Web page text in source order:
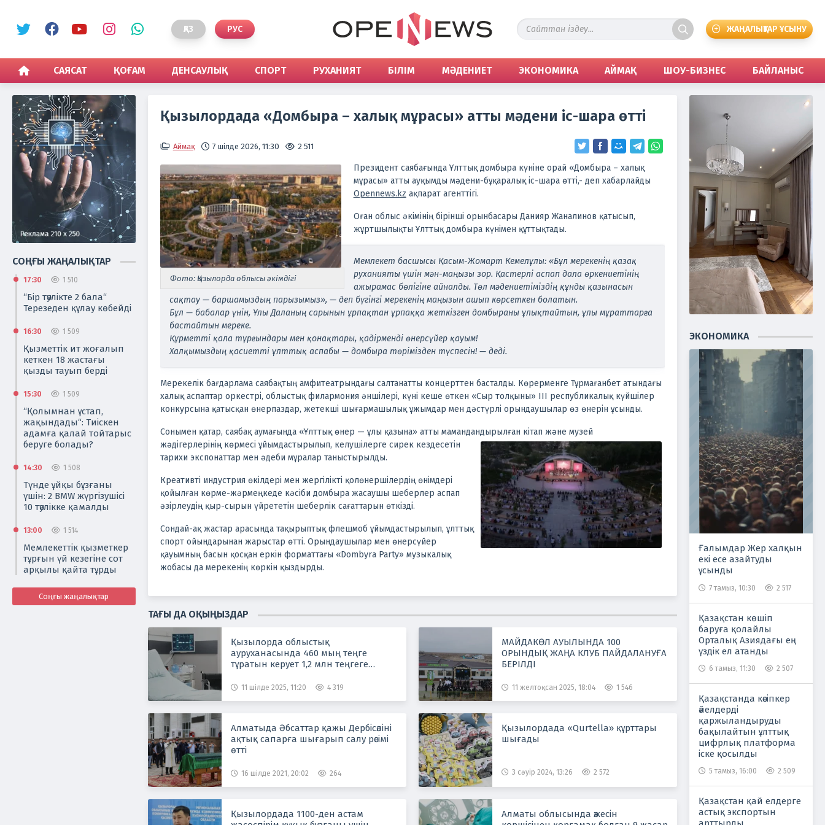
ҚАЗ РУС ЖАҢАЛЫҚТАР ҰСЫНУ
САЯСАТ ҚОҒАМ ДЕНСАУЛЫҚ СПОРТ РУХАНИЯТ БІЛІМ МӘДЕНИЕТ ЭКОНОМИКА АЙМАҚ ШОУ-БИЗНЕС БАЙЛАНЫС
СОҢҒЫ ЖАҢАЛЫҚТАР
17:30 1 510
“Бір тәулікте 2 бала“
Терезеден құлау көбейді
16:30 1 509
Қызметтік ит жоғалып
кеткен 18 жастағы
қызды тауып берді
15:30 1 509
“Қолымнан ұстап,
жақындады“: Тиіскен
адамға қалай тойтарыс
беруге болады?
14:30 1 508
Түнде ұйқы бұзғаны
үшін: 2 BMW жүргізушісі
10 тәулікке қамалды
13:00 1 514
Мемлекеттік қызметкер
тұрғын үй кезегіне сот
арқылы қайта тұрды
Соңғы жаңалықтар
Қызылордада «Домбыра – халық мұрасы» атты мәдени іс-шара өтті
Аймақ 7 шілде 2026, 11:30 2 511
Фото: Қызылорда облысы әкімдігі
Президент саябағында Ұлттық домбыра күніне орай «Домбыра – халық
мұрасы» атты ауқымды мәдени-бұқаралық іс-шара өтті,- деп хабарлайды
Оpennews.kz ақпарат агенттігі.
Оған облыс әкімінің бірінші орынбасары Данияр Жаналинов қатысып,
жұртшылықты Ұлттық домбыра күнімен құттықтады.
Мемлекет басшысы Қасым-Жомарт Кемелұлы: «Бұл мерекенің қазақ
руханияты үшін мән-маңызы зор. Қастерлі аспап дала өркениетінің
ажырамас бөлігіне айналды. Төл мәдениетіміздің құнды қазынасын
сақтау — баршамыздың парызымыз», — деп бүгінгі мерекенің маңызын ашып көрсеткен болатын.
Бұл — бабалар үнін, Ұлы Даланың сарынын ұрпақтан ұрпаққа жеткізген домбыраны ұлықтайтын, ұлы мұраттарға
бастайтын мереке.
Құрметті қала тұрғындары мен қонақтары, қадірменді өнерсүйер қауым!
Халқымыздың қасиетті ұлттық аспабы — домбыра төрімізден түспесін! — деді.
Мерекелік бағдарлама саябақтың амфитеатрындағы салтанатты концерттен басталды. Көрерменге Тұрмағанбет атындағы
халық аспаптар оркестрі, облыстық филармония әншілері, күні кеше өткен «Сыр толқыны» ІІІ республикалық күйшілер
конкурсына қатысқан өнерпаздар, жетекші шығармашылық ұжымдар мен дәстүрлі орындаушылар өз өнерін ұсынды.
Сонымен қатар, саябақ аумағында «Ұлттық өнер — ұлы қазына» атты мамандандырылған кітап және музей
жәдігерлерінің көрмесі ұйымдастырылып, келушілерге сирек кездесетін
тарихи экспонаттар мен әдеби мұралар таныстырылды.
Креативті индустрия өкілдері мен жергілікті қолөнершілердің өнімдері
қойылған көрме-жәрмеңкеде кәсіби домбыра жасаушы шеберлер аспап
әзірлеудің қыр-сырын үйрететін шеберлік сағаттарын өткізді.
Сондай-ақ жастар арасында тақырыптық флешмоб ұйымдастырылып, ұлттық
спорт ойындарынан жарыстар өтті. Орындаушылар мен өнерсүйер
қауымның басын қосқан еркін форматтағы «Dombyra Party» музыкалық
жобасы да мерекенің көркін қыздырды.
ТАҒЫ ДА ОҚЫҢЫЗДАР
Қызылорда облыстық
ауруханасында 460 мың теңге
тұратын керует 1,2 млн теңгеге
алынды
11 шілде 2025, 11:20 4 319
МАЙДАКӨЛ АУЫЛЫНДА 100
ОРЫНДЫҚ ЖАҢА КЛУБ ПАЙДАЛАНУҒА
БЕРІЛДІ
11 желтоқсан 2025, 18:04 1 546
Алматыда Әбсаттар қажы Дербісәліні
ақтық сапарға шығарып салу рәсімі
өтті
16 шілде 2021, 20:02 264
Қызылордада «Qurtella» құрттары
шығады
3 сәуір 2024, 13:26 2 572
Қызылордада 1100-ден астам
Алматы облысында әжесін
ЭКОНОМИКА
Ғалымдар Жер халқын
екі есе азайтуды
ұсынды
7 тамыз, 10:30 2 517
Қазақстан көшіп
баруға қолайлы
Орталық Азиядағы ең
үздік ел атанды
6 тамыз, 11:30 2 507
Қазақстанда кәсіпкер
әйелдерді
қаржыландыруды
бақылайтын ұлттық
цифрлық платформа
іске қосылды
5 тамыз, 16:00 2 509
Қазақстан қай елдерге
астық экспортын